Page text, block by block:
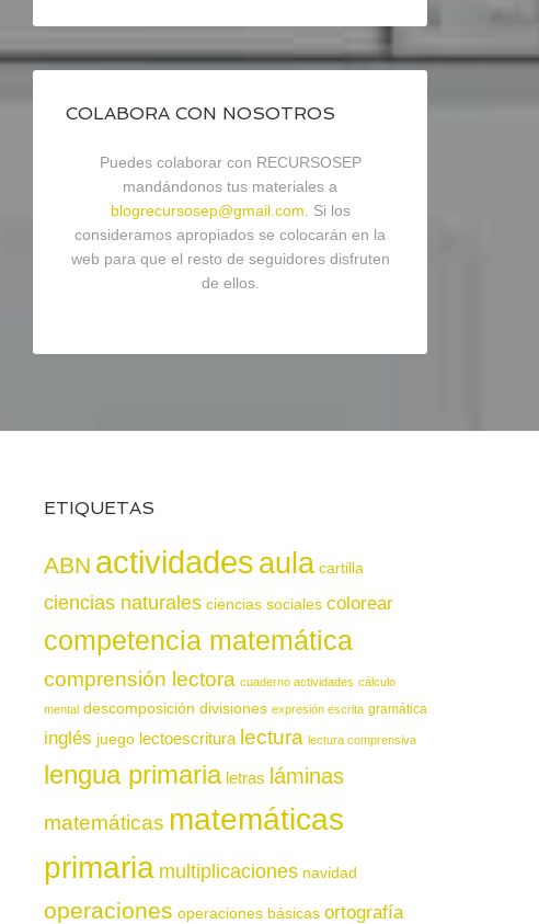
COLABORA CON NOSOTROS
Puedes colaborar con RECURSOSEP
mandándonos tus materiales a
blogrecursosep@gmail.com . Si los
consideramos apropiados se colocarán en la
web para que el resto de seguidores disfruten
de ellos.
ETIQUETAS
ABN actividadesaula cartilla
ciencias naturales ciencias sociales colorear
competencia matemática
comprensión lectora cuaderno actividades cálculo
mental descomposición divisiones expresión escrita gramática
inglés juego lectoescritura lectura lectura comprensiva
lengua primaria letras láminas
matemáticas matemáticas
primaria multiplicaciones navidad
operaciones operaciones básicas ortografía